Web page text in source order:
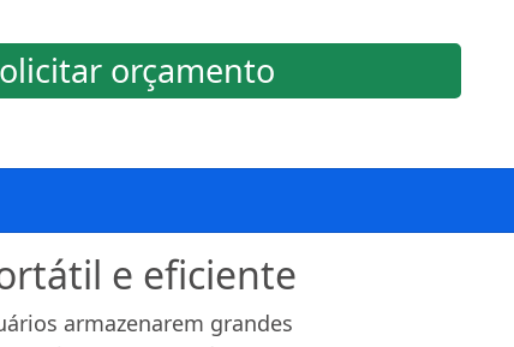
orçamento
e eficiente
armazenarem grandes